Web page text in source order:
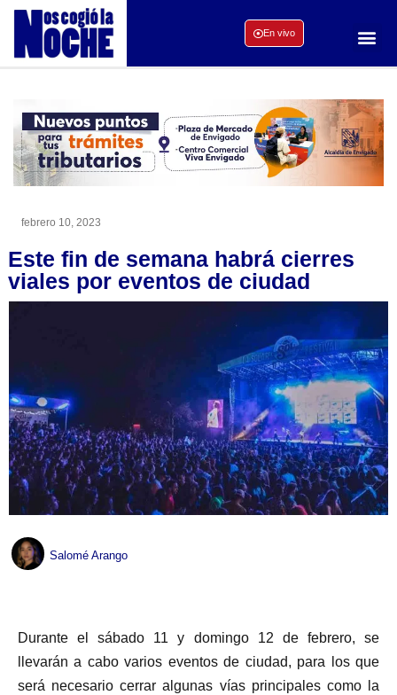
En vivo
febrero 10, 2023
Este fin de semana habrá cierres
viales por eventos de ciudad
Salomé Arango
Durante el sábado 11 y domingo 12 de febrero, se
llevarán a cabo varios eventos de ciudad, para los que
será necesario cerrar algunas vías principales como la